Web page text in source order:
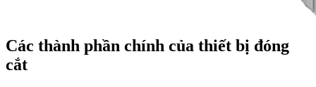
Các thành phần chính của thiết bị đóng
cắt